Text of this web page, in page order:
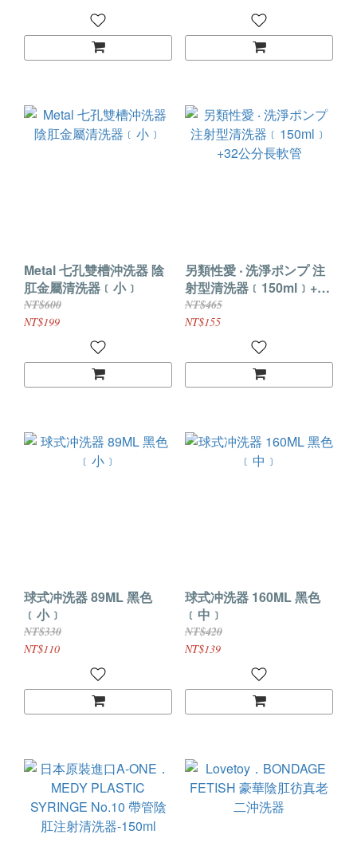
Metal 七孔雙槽沖洗器 陰
肛金屬清洗器﹝小﹞
NT$600
NT$199
另類性愛 ‧ 洗淨ポンプ 注
射型清洗器﹝150ml﹞+32
公分長軟管
NT$465
NT$155
球式冲洗器 89ML 黑色
﹝小﹞
NT$330
NT$110
球式冲洗器 160ML 黑色
﹝中﹞
NT$420
NT$139